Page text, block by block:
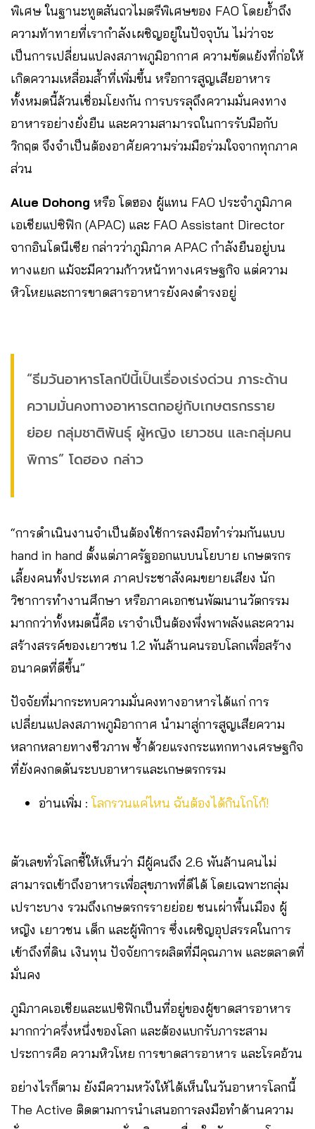
พิเศษ ในฐานะทูตสันถวไมตรีพิเศษของ FAO โดยย้ำถึง
ความท้าทายที่เรากำลังเผชิญอยู่ในปัจจุบัน ไม่ว่าจะ
เป็นการเปลี่ยนแปลงสภาพภูมิอากาศ ความขัดแย้งที่ก่อให้
เกิดความเหลื่อมล้ำที่เพิ่มขึ้น หรือการสูญเสียอาหาร
ทั้งหมดนี้ล้วนเชื่อมโยงกัน การบรรลุถึงความมั่นคงทาง
อาหารอย่างยั่งยืน และความสามารถในการรับมือกับ
วิกฤต จึงจำเป็นต้องอาศัยความร่วมมือร่วมใจจากทุกภาค
ส่วน
Alue Dohong หรือ โดฮอง ผู้แทน FAO ประจำภูมิภาค
เอเชียแปซิฟิก (APAC) และ FAO Assistant Director
จากอินโดนีเซีย กล่าวว่าภูมิภาค APAC กำลังยืนอยู่บน
ทางแยก แม้จะมีความก้าวหน้าทางเศรษฐกิจ แต่ความ
หิวโหยและการขาดสารอาหารยังคงดำรงอยู่
“ธีมวันอาหารโลกปีนี้เป็นเรื่องเร่งด่วน ภาระด้าน
ความมั่นคงทางอาหารตกอยู่กับเกษตรกรราย
ย่อย กลุ่มชาติพันธุ์ ผู้หญิง เยาวชน และกลุ่มคน
พิการ” โดฮอง กล่าว
“การดำเนินงานจำเป็นต้องใช้การลงมือทำร่วมกันแบบ
hand in hand ตั้งแต่ภาครัฐออกแบบนโยบาย เกษตรกร
เลี้ยงคนทั้งประเทศ ภาคประชาสังคมขยายเสียง นัก
วิชาการทำงานศึกษา หรือภาคเอกชนพัฒนานวัตกรรม
มากกว่าทั้งหมดนี้คือ เราจำเป็นต้องพึ่งพาพลังและความ
สร้างสรรค์ของเยาวชน 1.2 พันล้านคนรอบโลกเพื่อสร้าง
อนาคตที่ดีขึ้น”
ปัจจัยที่มากระทบความมั่นคงทางอาหารได้แก่ การ
เปลี่ยนแปลงสภาพภูมิอากาศ นำมาสู่การสูญเสียความ
หลากหลายทางชีวภาพ ซ้ำด้วยแรงกระแทกทางเศรษฐกิจ
ที่ยังคงกดดันระบบอาหารและเกษตรกรรม
อ่านเพิ่ม :โลกรวนแค่ไหน ฉันต้องได้กินโกโก้!
ตัวเลขทั่วโลกชี้ให้เห็นว่า มีผู้คนถึง 2.6 พันล้านคนไม่
สามารถเข้าถึงอาหารเพื่อสุขภาพที่ดีได้ โดยเฉพาะกลุ่ม
เปราะบาง รวมถึงเกษตรกรรายย่อย ชนเผ่าพื้นเมือง ผู้
หญิง เยาวชน เด็ก และผู้พิการ ซึ่งเผชิญอุปสรรคในการ
เข้าถึงที่ดิน เงินทุน ปัจจัยการผลิตที่มีคุณภาพ และตลาดที่
มั่นคง
ภูมิภาคเอเชียและแปซิฟิกเป็นที่อยู่ของผู้ขาดสารอาหาร
มากกว่าครึ่งหนึ่งของโลก และต้องแบกรับภาระสาม
ประการคือ ความหิวโหย การขาดสารอาหาร และโรคอ้วน
อย่างไรก็ตาม ยังมีความหวังให้ได้เห็นในวันอาหารโลกนี้
The Active ติดตามการนำเสนอการลงมือทำด้านความ